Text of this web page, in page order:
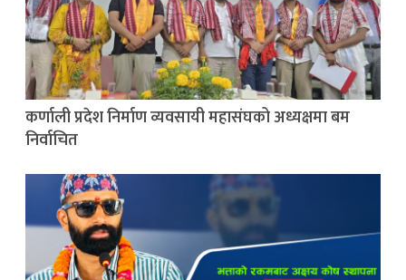
कर्णाली प्रदेश निर्माण व्यवसायी महासंघको अध्यक्षमा बम
निर्वाचित